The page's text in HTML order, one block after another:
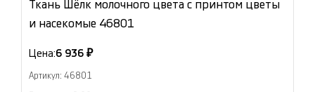
Ткань Шёлк молочного цвета с принтом цветы
и насекомые 46801
Цена:6 936 ₽
Артикул: 46801